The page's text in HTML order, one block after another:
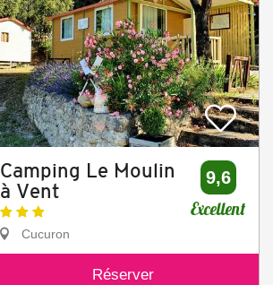
Camping Le Moulin
à Vent
Cucuron
9,6
Excellent
Réserver